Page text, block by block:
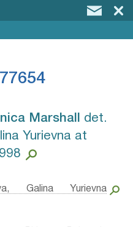
Marshall⁣
det.
Yurievna at
Galina Yurievna